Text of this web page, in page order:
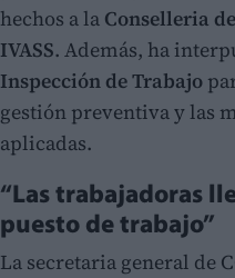
hechos a la Conselleria
IVASS. Además, ha
Inspección de Trabajo
gestión preventiva y las
aplicadas.
“Las trabajadoras
puesto de trabajo”
La secretaria general de